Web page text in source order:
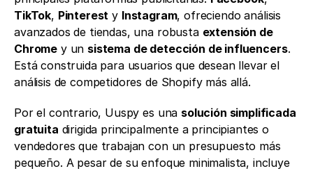
TikTok, Pinterest y Instagram, ofreciendo análisis
avanzados de tiendas, una robusta extensión de
Chrome y un sistema de detección de influencers.
Está construida para usuarios que desean llevar el
análisis de competidores de Shopify más allá.
Por el contrario, Uuspy es una solución simplificada
gratuita dirigida principalmente a principiantes o
vendedores que trabajan con un presupuesto más
pequeño. A pesar de su enfoque minimalista, incluye